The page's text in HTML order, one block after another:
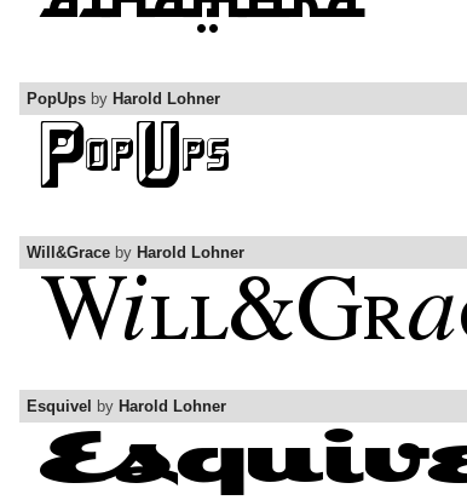
PopUps by Harold Lohner
Will&Grace by Harold Lohner
Esquivel by Harold Lohner